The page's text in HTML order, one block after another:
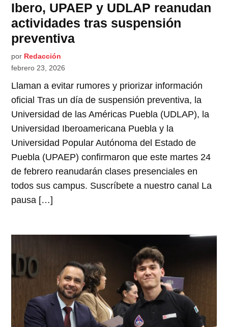
Ibero, UPAEP y UDLAP reanudan
actividades tras suspensión
preventiva
por Redacción
febrero 23, 2026
Llaman a evitar rumores y priorizar información
oficial Tras un día de suspensión preventiva, la
Universidad de las Américas Puebla (UDLAP), la
Universidad Iberoamericana Puebla y la
Universidad Popular Autónoma del Estado de
Puebla (UPAEP) confirmaron que este martes 24
de febrero reanudarán clases presenciales en
todos sus campus. Suscríbete a nuestro canal La
pausa […]